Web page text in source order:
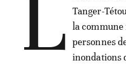
Tanger-
la commune
personnes
inondations